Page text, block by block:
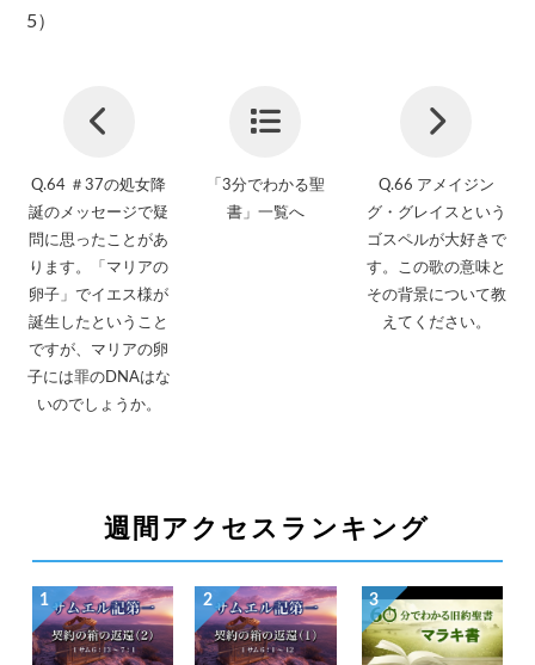
5）
Q.64 ＃37の処女降
誕のメッセージで疑
問に思ったことがあ
ります。「マリアの
卵子」でイエス様が
誕生したということ
ですが、マリアの卵
子には罪のDNAはな
いのでしょうか。
「3分でわかる聖
書」一覧へ
Q.66 アメイジン
グ・グレイスという
ゴスペルが大好きで
す。この歌の意味と
その背景について教
えてください。
週間アクセスランキング
1 2 3